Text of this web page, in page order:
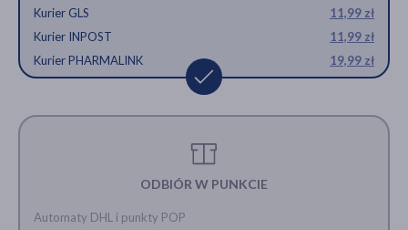
Kurier GLS
11,99 zł
Kurier INPOST
11,99 zł
Kurier PHARMALINK
19,99 zł
ODBIÓR W PUNKCIE
Automaty DHL i punkty POP